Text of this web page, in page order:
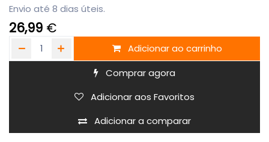
Envio até 8 dias úteis.
26,99 €
Adicionar ao carrinho
Comprar agora
Adicionar a comparar
Adicionar aos Favoritos